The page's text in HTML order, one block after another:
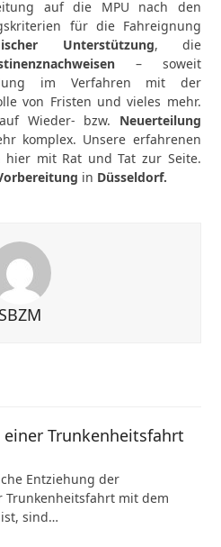
auf die MPU nach den
für die Fahreignung
Unterstützung, die
– soweit
im Verfahren mit der
von Fristen und vieles mehr.
Wieder- bzw. Neuerteilung
komplex. Unsere erfahrenen
hier mit Rat und Tat zur Seite.
in Düsseldorf.
SBZM
Trunkenheitsfahrt
Entziehung der
Trunkenheitsfahrt mit dem
sind…